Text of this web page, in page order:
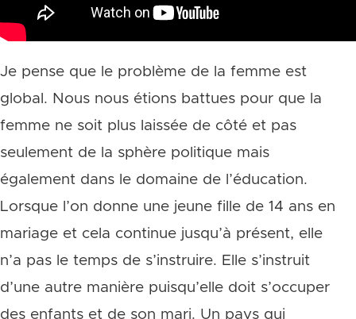
Je pense que le problème de la femme est
global. Nous nous étions battues pour que la
femme ne soit plus laissée de côté et pas
seulement de la sphère politique mais
également dans le domaine de l’éducation.
Lorsque l’on donne une jeune fille de 14 ans en
mariage et cela continue jusqu’à présent, elle
n’a pas le temps de s’instruire. Elle s’instruit
d’une autre manière puisqu’elle doit s’occuper
des enfants et de son mari. Un pays qui